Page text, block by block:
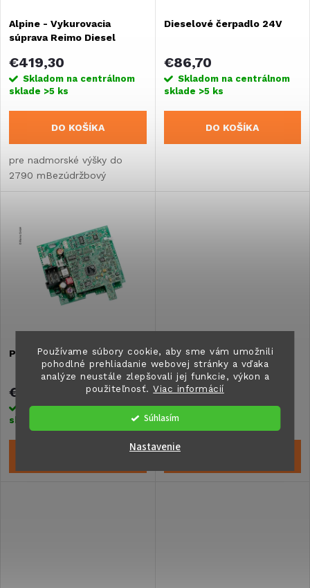
Používame súbory cookie, aby sme vám umožnili
pohodlné prehliadanie webovej stránky a vďaka
analýze neustále zlepšovali jej funkcie, výkon a
použiteľnosť.Viac informácií
Súhlasím
Nastavenie
e
p
r
o
d
k
v
s
p
r
o
d
u
k
v
Alpine - Vykurovacia
súprava Reimo Diesel
€419,30
Skladom na centrálnom
sklade >5 ks
DO KOŠÍKA
pre nadmorské výšky do
2790 mBezúdržbový
Dieselové čerpadlo 24V
€86,70
Skladom na centrálnom
sklade >5 ks
DO KOŠÍKA
Platina/PCB
€300,10
Skladom na centrálnom
sklade
Prírubové tesnenie f.ND-
F87
€26,20
Skladom na centrálnom
sklade